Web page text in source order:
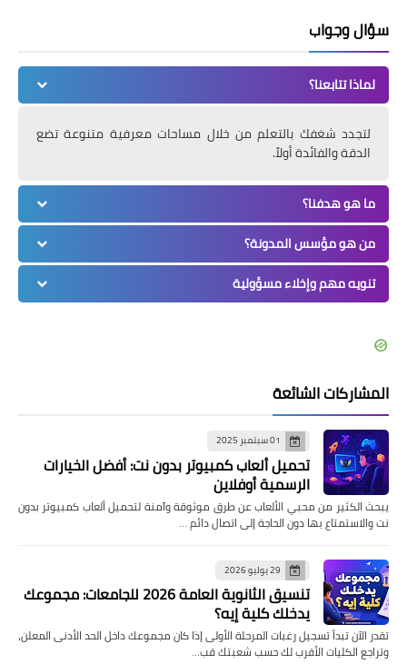
سؤال وجواب
لماذا تتابعنا؟
لتجدد شغفك بالتعلم من خلال مساحات معرفية متنوعة تضع
الدقة والفائدة أولاً.
ما هو هدفنا؟
من هو مؤسس المدونة؟
تنويه مهم وإخلاء مسؤولية
المشاركات الشائعة
01 سبتمبر 2025
تحميل ألعاب كمبيوتر بدون نت: أفضل الخيارات
الرسمية أوفلاين
يبحث الكثير من محبي الألعاب عن طرق موثوقة وآمنة لتحميل ألعاب كمبيوتر بدون
نت والاستمتاع بها دون الحاجة إلى اتصال دائم …
29 يوليو 2026
تنسيق الثانوية العامة 2026 للجامعات: مجموعك
يدخلك كلية إيه؟
تقدر الآن تبدأ تسجيل رغبات المرحلة الأولى إذا كان مجموعك داخل الحد الأدنى المعلن،
وتراجع الكليات الأقرب لك حسب شعبتك قب…